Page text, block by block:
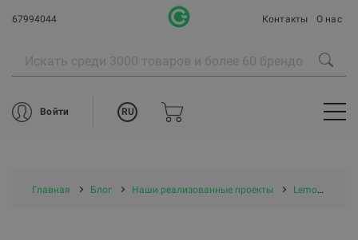
67994044 Контакты О нас
Войти RU
Главная Блог Наши реализованные проекты Lemon Gym Jugla